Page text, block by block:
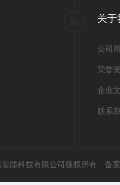
关于
公司
荣誉
企业
联系
能科技有限公司版权所有 备